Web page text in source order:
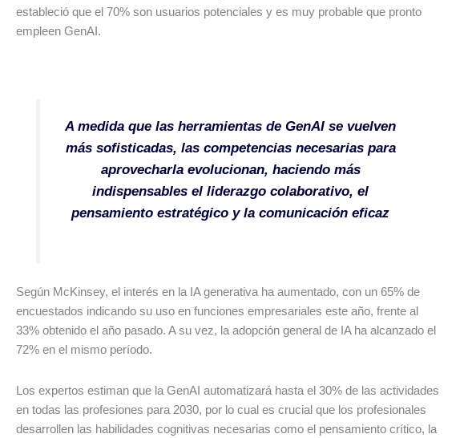
estableció que el 70% son usuarios potenciales y es muy probable que pronto
empleen GenAI.
A medida que las herramientas de GenAI se vuelven
más sofisticadas, las competencias necesarias para
aprovecharla evolucionan, haciendo más
indispensables el liderazgo colaborativo, el
pensamiento estratégico y la comunicación eficaz
Según McKinsey, el interés en la IA generativa ha aumentado, con un 65% de
encuestados indicando su uso en funciones empresariales este año, frente al
33% obtenido el año pasado. A su vez, la adopción general de IA ha alcanzado el
72% en el mismo período.
Los expertos estiman que la GenAI automatizará hasta el 30% de las actividades
en todas las profesiones para 2030, por lo cual es crucial que los profesionales
desarrollen las habilidades cognitivas necesarias como el pensamiento crítico, la